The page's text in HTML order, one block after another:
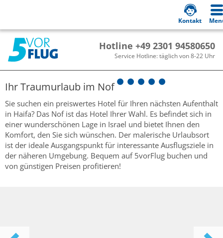
Hotline +49 2301 94580650
Service Hotline: täglich von 8-22 Uhr
Kontakt
Ihr Traumurlaub im Nof
Sie suchen ein preiswertes Hotel für Ihren nächsten Aufenthalt
in Haifa? Das Nof ist das Hotel Ihrer Wahl. Es befindet sich in
einer wunderschönen Lage in Israel und bietet Ihnen den
Komfort, den Sie sich wünschen. Der malerische Urlaubsort
ist der ideale Ausgangspunkt für interessante Ausflugsziele in
der näheren Umgebung. Bequem auf 5vorFlug buchen und
von günstigen Preisen profitieren!